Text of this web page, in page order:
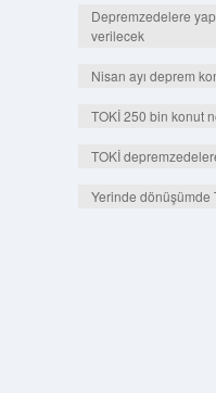
Depremzedelere
verilecek
Nisan ayı deprem
TOKİ 250 bin konut
TOKİ
Yerinde dönüşümde